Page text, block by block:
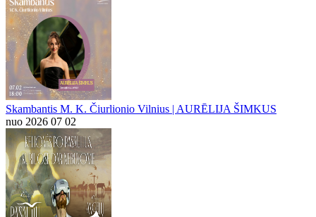
Skambantis M. K. Čiurlionio Vilnius | AURĒLIJA ŠIMKUS
nuo 2026 07 02